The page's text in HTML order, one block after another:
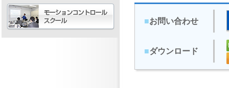
■お問い合わせ
■ダウンロード